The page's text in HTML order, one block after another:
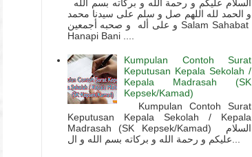
و الحمد لله اللهم صل و سلم على سيدنا محمد
و على أله و صحبه أجمعين Salam Sahabat
Hanapi Bani ....
Kumpulan Contoh Surat
Keputusan Kepala Sekolah /
Kepala Madrasah (SK
Kepsek/Kamad)
Kumpulan Contoh Surat
Keputusan Kepala Sekolah / Kepala
Madrasah (SK Kepsek/Kamad) السلام